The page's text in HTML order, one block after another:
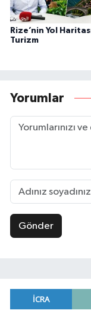
Rize’nin Yol
Turizm
Yorumlar
Gönder